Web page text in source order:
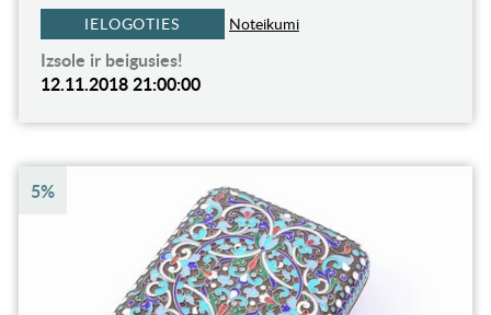
IELOGOTIES Noteikumi
Izsole ir beigusies!
12.11.2018 21:00:00
5%